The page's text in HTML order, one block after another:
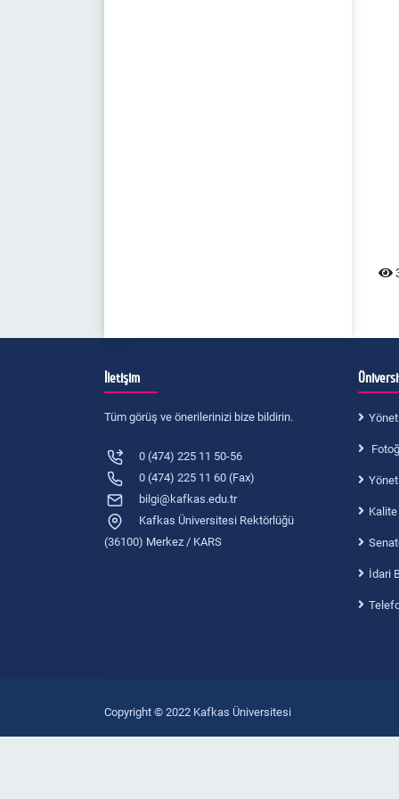
İletişim
Tüm görüş ve önerilerinizi bize bildirin.
0 (474) 225 11 50-56
0 (474) 225 11 60 (Fax)
bilgi@kafkas.edu.tr
Kafkas Üniversitesi Rektörlüğü
(36100) Merkez / KARS
İdari
Copyright © 2022 Kafkas Üniversitesi